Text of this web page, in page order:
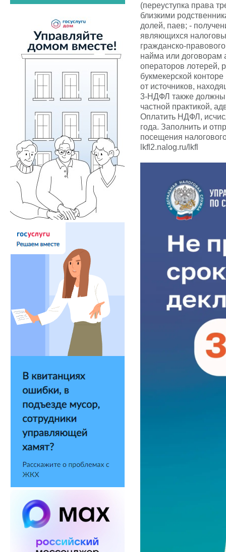
2025 год
2026 год
Мероприятия по
энергосбережению
2019 год
2025 год
2026 год
(переуступка права
близкими
долей, паев; -
являющихся
гражданско-
найма или
операторов лотерей,
букмекерской
от источников,
3-НДФЛ также должны
частной практикой,
Оплатить НДФЛ,
года. Заполнить и
посещения
lkfl2.nalog.ru/lkfl